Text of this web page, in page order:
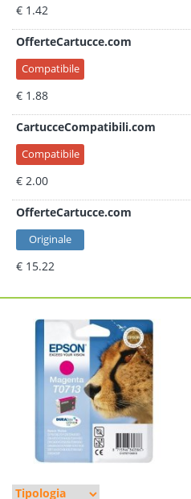
€ 1.42
OfferteCartucce.com
Compatibile
€ 1.88
CartucceCompatibili.com
Compatibile
€ 2.00
OfferteCartucce.com
Originale
€ 15.22